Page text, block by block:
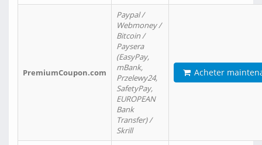
PremiumCoupon.com
Paypal /
Webmoney /
Bitcoin /
Paysera
(EasyPay,
mBank,
Przelewy24,
SafetyPay,
EUROPEAN
Bank
Transfer) /
Skrill
Acheter